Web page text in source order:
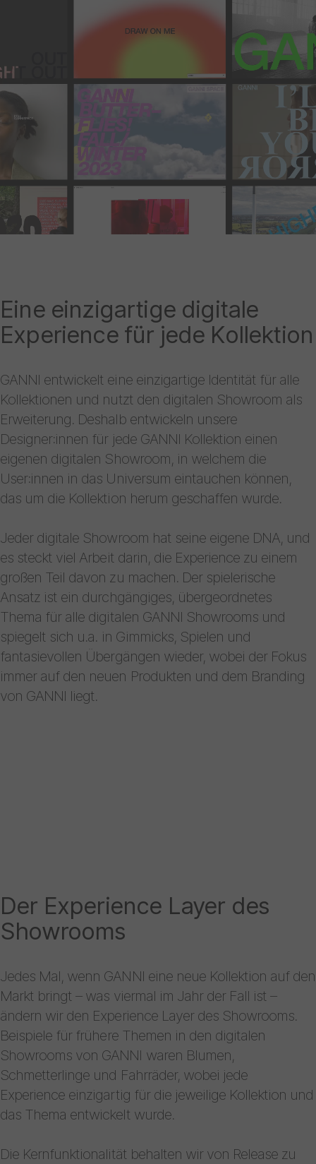
Eine einzigartige digitale
Experience für jede Kollektion
GANNI entwickelt eine einzigartige Identität für alle
Kollektionen und nutzt den digitalen Showroom als
Erweiterung. Deshalb entwickeln unsere
Designer:innen für jede GANNI Kollektion einen
eigenen digitalen Showroom, in welchem die
User:innen in das Universum eintauchen können,
das um die Kollektion herum geschaffen wurde.
Jeder digitale Showroom hat seine eigene DNA, und
es steckt viel Arbeit darin, die Experience zu einem
großen Teil davon zu machen. Der spielerische
Ansatz ist ein durchgängiges, übergeordnetes
Thema für alle digitalen GANNI Showrooms und
spiegelt sich u.a. in Gimmicks, Spielen und
fantasievollen Übergängen wieder, wobei der Fokus
immer auf den neuen Produkten und dem Branding
von GANNI liegt.
Der Experience Layer des
Showrooms
Jedes Mal, wenn GANNI eine neue Kollektion auf den
Markt bringt – was viermal im Jahr der Fall ist –
ändern wir den Experience Layer des Showrooms.
Beispiele für frühere Themen in den digitalen
Showrooms von GANNI waren Blumen,
Schmetterlinge und Fahrräder, wobei jede
Experience einzigartig für die jeweilige Kollektion und
das Thema entwickelt wurde.
Die Kernfunktionalität behalten wir von Release zu